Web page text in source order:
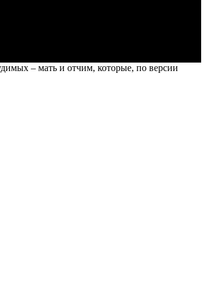
– мать и отчим, которые, по версии